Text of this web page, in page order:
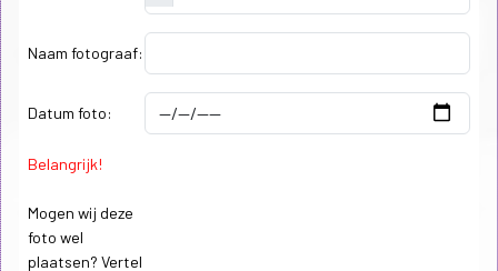
Naam fotograaf:
Datum foto:
Belangrijk!
Mogen wij deze
foto wel
plaatsen? Vertel